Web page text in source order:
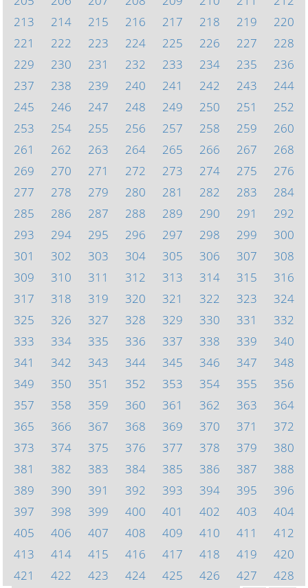
213
214 215 216 217 218 219
220
221
222 223 224 225 226 227
228
229
230 231 232 233 234 235
236
237
238 239 240 241 242 243
244
245
246 247 248 249 250 251
252
253
254 255 256 257 258 259
260
261
262 263 264 265 266 267
268
269
270 271 272 273 274 275
276
277
278 279 280 281 282 283
284
285
286 287 288 289 290 291
292
293
294 295 296 297 298 299
300
301
302 303 304 305 306 307
308
309
310 311 312 313 314 315
316
317
318 319 320 321 322 323
324
325
326 327 328 329 330 331
332
333
334 335 336 337 338 339
340
341
342 343 344 345 346 347
348
349
350 351 352 353 354 355
356
357
358 359 360 361 362 363
364
365
366 367 368 369 370 371
372
373
374 375 376 377 378 379
380
381
382 383 384 385 386 387
388
389
390 391 392 393 394 395
396
397
398 399 400 401 402 403
404
405
406 407 408 409 410 411
412
413
414 415 416 417 418 419
420
421
422 423 424 425 426 427
428